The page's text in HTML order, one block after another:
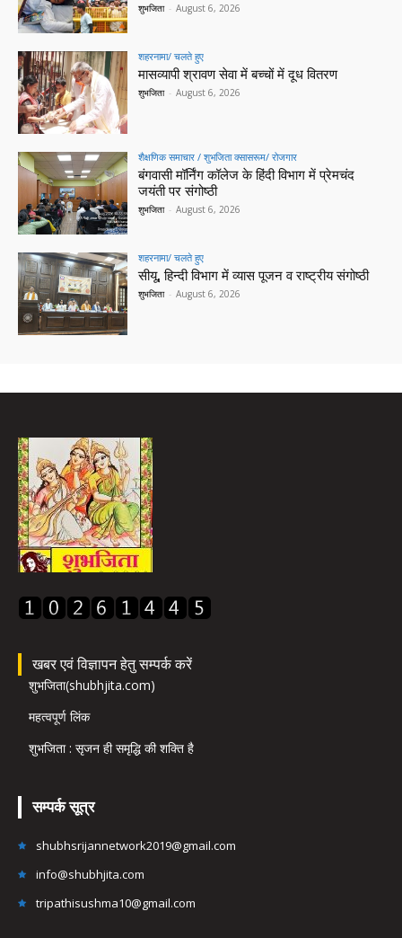
शुभजिता - August 6, 2026
शहरनामा/ चलते हुए
मासव्यापी श्रावण सेवा में बच्चों में दूध वितरण
शुभजिता - August 6, 2026
शैक्षणिक समाचार / शुभजिता क्सासरूम/ रोजगार
बंगवासी मॉर्निंग कॉलेज के हिंदी विभाग में प्रेमचंद
जयंती पर संगोष्ठी
शुभजिता - August 6, 2026
शहरनामा/ चलते हुए
सीयू, हिन्दी विभाग में व्यास पूजन व राष्ट्रीय संगोष्ठी
शुभजिता - August 6, 2026
खबर एवं विज्ञापन हेतु सम्पर्क करें
शुभजिता(shubhjita.com)
महत्वपूर्ण लिंक
शुभजिता : सृजन ही समृद्धि की शक्ति है
सम्पर्क सूत्र
shubhsrijannetwork2019@gmail.com
info@shubhjita.com
tripathisushma10@gmail.com